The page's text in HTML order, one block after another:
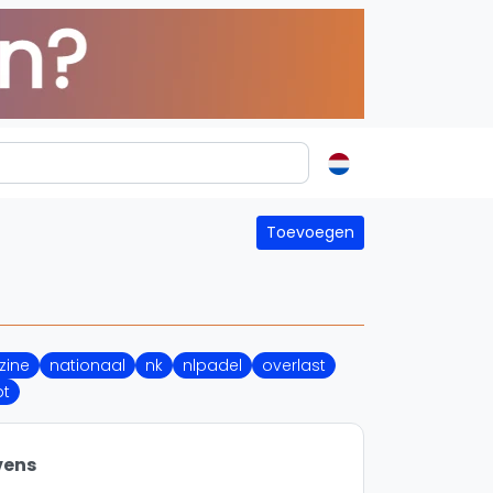
Toevoegen
nationaal nk nlpadel
overlast